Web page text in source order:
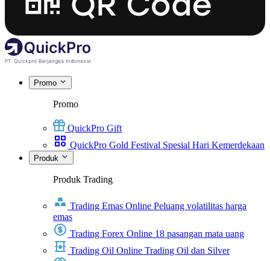
Promo
Promo
QuickPro Gift
QuickPro Gold Festival Spesial Hari Kemerdekaan
Produk
Produk Trading
Trading Emas Online Peluang volatilitas harga
emas
Trading Forex Online 18 pasangan mata uang
Trading Oil Online Trading Oil dan Silver